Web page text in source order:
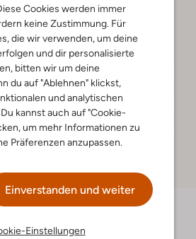
Cookies werden immer
keine Zustimmung. Für
die wir verwenden, um deine
und dir personalisierte
bitten wir um deine
du auf "Ablehnen" klickst,
und analytischen
kannst auch auf "Cookie-
um mehr Informationen zu
Präferenzen anzupassen.
Einverstanden und weiter
Einstellungen
€ 129,99